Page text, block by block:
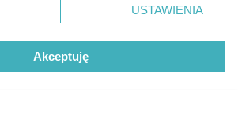
IP: 95.40.xx8.xx0
dolnym rogu strony
. Niektóre
będą miały zastosowania tylko
USTAWIENIA
Akceptuję